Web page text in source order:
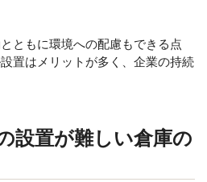
ともに環境への配慮もできる点
置はメリットが多く、企業の持続
設置が難しい倉庫の